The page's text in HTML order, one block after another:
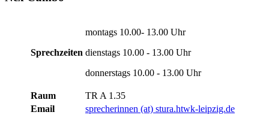
Sprechzeiten
montags 10.00- 13.00 Uhr
dienstags 10.00 - 13.00 Uhr
donnerstags 10.00 - 13.00 Uhr
Raum
TR A 1.35
Email
sprecherinnen (at) stura.htwk-leipzig.de